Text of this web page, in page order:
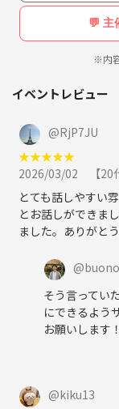
💬 主
※内
イベントレビュー
@RjP7JU
★★★★★
2026/03/02
【20代
とても話しやすい
とお話しができま
ました。ありがと
@
そう言ってい
にできるよう
お願いします！
@kiku13